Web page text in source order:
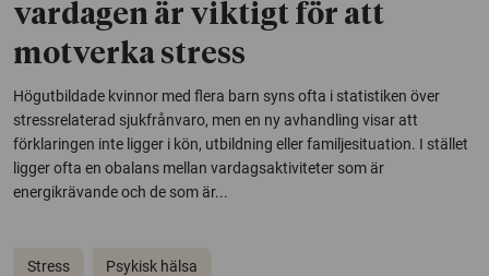
vardagen är viktigt för att
motverka stress
Högutbildade kvinnor med flera barn syns ofta i statistiken över
stressrelaterad sjukfrånvaro, men en ny avhandling visar att
förklaringen inte ligger i kön, utbildning eller familjesituation. I stället
ligger ofta en obalans mellan vardagsaktiviteter som är
energikrävande och de som är...
Stress Psykisk hälsa